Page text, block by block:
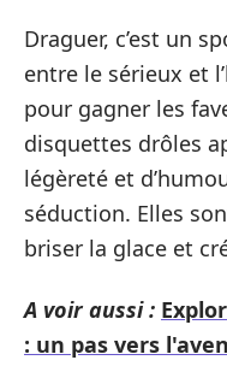
Draguer, c’est un
entre le sérieux et
pour gagner les
disquettes drôles
légèreté et
séduction. Elles
briser la glace et
A voir aussi :
: un pas vers